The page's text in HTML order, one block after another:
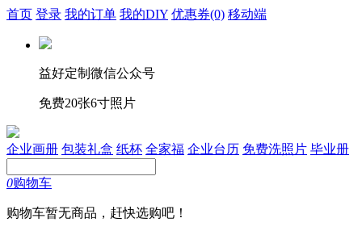
首页 登录 我的订单 我的DIY 优惠券(0) 移动端
益好定制微信公众号
免费20张6寸照片
企业画册 包装礼盒 纸杯 全家福 企业台历 免费洗照片 毕业册
0购物车
购物车暂无商品，赶快选购吧！